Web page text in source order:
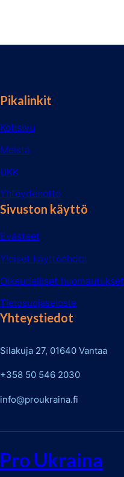
Pikalinkit
Kotisivu
Meistä
UKK
Yhteydenotto
Sivuston käyttö
Evästeet
Yleiset käyttöehdot
Oikeudelliset huomautukset
Tietosuojaseloste
Yhteystiedot
Silakuja 27, 01640 Vantaa
+358 50 546 2030
info@proukraina.fi
Pro Ukraina